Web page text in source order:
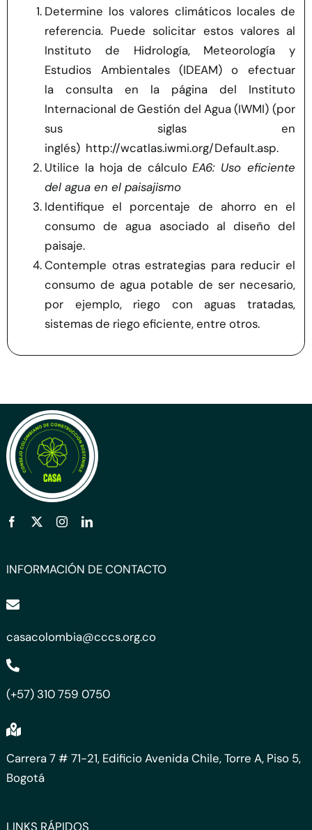
Determine los valores climáticos locales de
referencia. Puede solicitar estos valores al
Instituto de Hidrología, Meteorología y
Estudios Ambientales (IDEAM) o efectuar
la consulta en la página del Instituto
Internacional de Gestión del Agua (IWMI) (por
sus siglas en
inglés) http://wcatlas.iwmi.org/Default.asp.
Utilice la hoja de cálculoEA6: Uso eficiente
del agua en el paisajismo
Identifique el porcentaje de ahorro en el
consumo de agua asociado al diseño del
paisaje.
Contemple otras estrategias para reducir el
consumo de agua potable de ser necesario,
por ejemplo, riego con aguas tratadas,
sistemas de riego eficiente, entre otros.
INFORMACIÓN DE CONTACTO
casacolombia@cccs.org.co
(+57) 310 759 0750
Carrera 7 # 71-21, Edificio Avenida Chile, Torre A, Piso 5,
Bogotá
LINKS RÁPIDOS